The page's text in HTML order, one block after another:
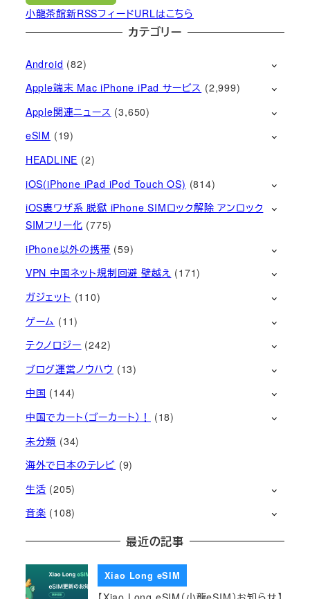
小龍茶館新RSSフィードURLはこちら
カテゴリー
Android (82)
Apple端末 Mac iPhone iPad サービス (2,999)
Apple関連ニュース (3,650)
eSIM (19)
HEADLINE (2)
iOS(iPhone iPad iPod Touch OS) (814)
iOS裏ワザ系 脱獄 iPhone SIMロック解除 アンロック
SIMフリー化 (775)
iPhone以外の携帯 (59)
VPN 中国ネット規制回避 壁越え (171)
ガジェット (110)
ゲーム (11)
テクノロジー (242)
ブログ運営ノウハウ (13)
中国 (144)
中国でカート（ゴーカート）！
(18)
未分類 (34)
海外で日本のテレビ (9)
生活 (205)
音楽 (108)
最近の記事
Xiao Long eSIM